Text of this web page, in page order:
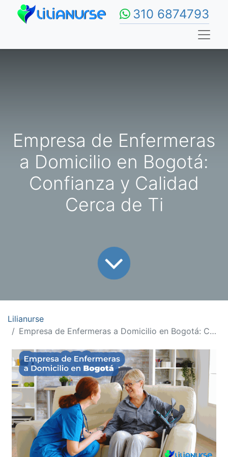
310 6874793
Empresa de Enfermeras
a Domicilio en Bogotá:
Confianza y Calidad
Cerca de Ti
Lilianurse
Empresa de Enfermeras a Domicilio en Bogotá: Confianza y Calidad Cerca de Ti